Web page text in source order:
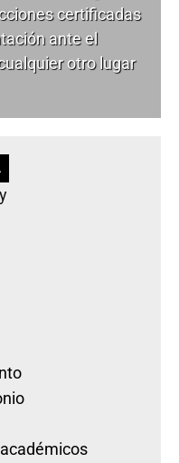
certificadas
ante el
otro lugar